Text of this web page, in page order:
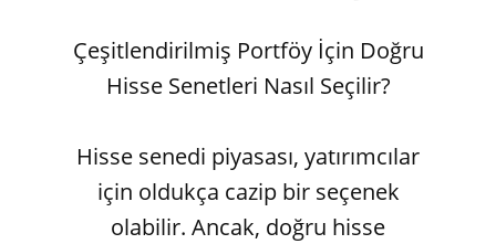
Çeşitlendirilmiş Portföy İçin Doğru
Hisse Senetleri Nasıl Seçilir?
Hisse senedi piyasası, yatırımcılar
için oldukça cazip bir seçenek
olabilir. Ancak, doğru hisse